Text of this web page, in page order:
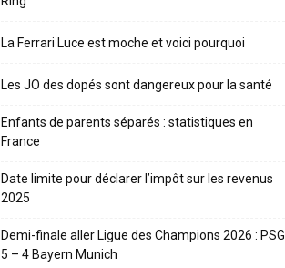
La Ferrari Luce est moche et voici pourquoi
Les JO des dopés sont dangereux pour la santé
Enfants de parents séparés : statistiques en
France
Date limite pour déclarer l’impôt sur les revenus
2025
Demi-finale aller Ligue des Champions 2026 : PSG
5 – 4 Bayern Munich